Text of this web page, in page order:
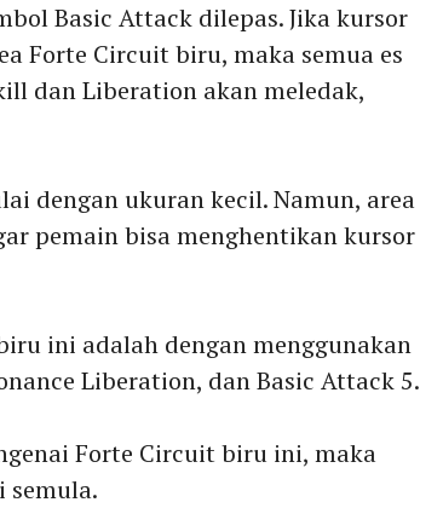
Basic Attack dilepas. Jika kursor
Forte Circuit biru, maka semua es
dan Liberation akan meledak,
dengan ukuran kecil. Namun, area
pemain bisa menghentikan kursor
ini adalah dengan menggunakan
Liberation, dan Basic Attack 5.
Forte Circuit biru ini, maka
semula.